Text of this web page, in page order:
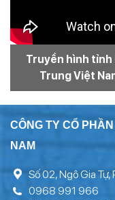
Truyền hình tỉnh
Trung Việt
CÔNG TY CỔ
NAM
Số 02, Ngô Gia
0968 991 966